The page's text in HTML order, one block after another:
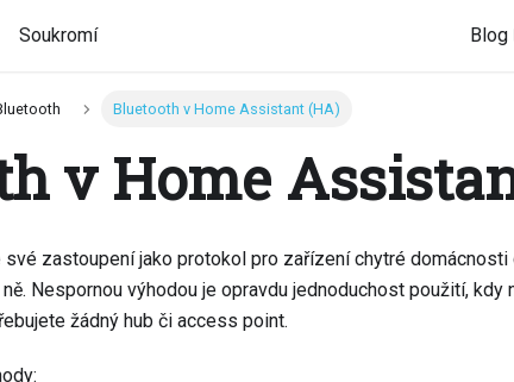
Soukromí Blog
Bluetooth v Home Assistant (HA)
v Home
zastoupení jako protokol pro zařízení chytré domácnosti
Nespornou výhodou je opravdu jednoduchost použití, kdy
žádný hub či access point.